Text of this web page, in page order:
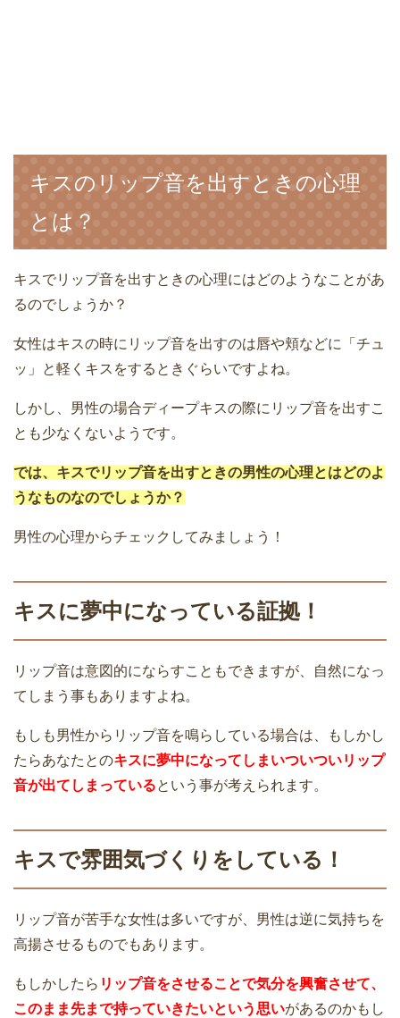
キスのリップ音を出すときの心理
とは？
キスでリップ音を出すときの心理にはどのようなことがあ
るのでしょうか？
女性はキスの時にリップ音を出すのは唇や頬などに「チュ
ッ」と軽くキスをするときぐらいですよね。
しかし、男性の場合ディープキスの際にリップ音を出すこ
とも少なくないようです。
では、キスでリップ音を出すときの男性の心理とはどのよ
うなものなのでしょうか？
男性の心理からチェックしてみましょう！
キスに夢中になっている証拠！
リップ音は意図的にならすこともできますが、自然になっ
てしまう事もありますよね。
もしも男性からリップ音を鳴らしている場合は、もしかし
たらあなたとのキスに夢中になってしまいついついリップ
音が出てしまっているという事が考えられます。
キスで雰囲気づくりをしている！
リップ音が苦手な女性は多いですが、男性は逆に気持ちを
高揚させるものでもあります。
もしかしたら リップ音をさせることで気分を興奮させて、
このまま先まで持っていきたいという思いがあるのかもし